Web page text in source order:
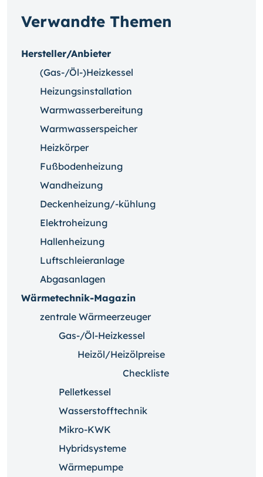
Verwandte Themen
Hersteller/Anbieter
(Gas-/Öl-)Heizkessel
Heizungsinstallation
Warmwasserbereitung
Warmwasserspeicher
Heizkörper
Fußbodenheizung
Wandheizung
Deckenheizung/-kühlung
Elektroheizung
Hallenheizung
Luftschleieranlage
Abgasanlagen
Wärmetechnik-Magazin
zentrale Wärmeerzeuger
Gas-/Öl-Heizkessel
Heizöl/Heizölpreise
Checkliste
Pelletkessel
Wasserstofftechnik
Mikro-KWK
Hybridsysteme
Wärmepumpe